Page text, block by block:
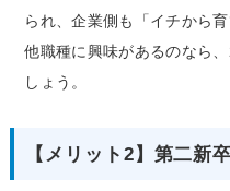
られ、企業側も「イチから
他職種に興味があるのなら
しょう。
【メリット2】第二新